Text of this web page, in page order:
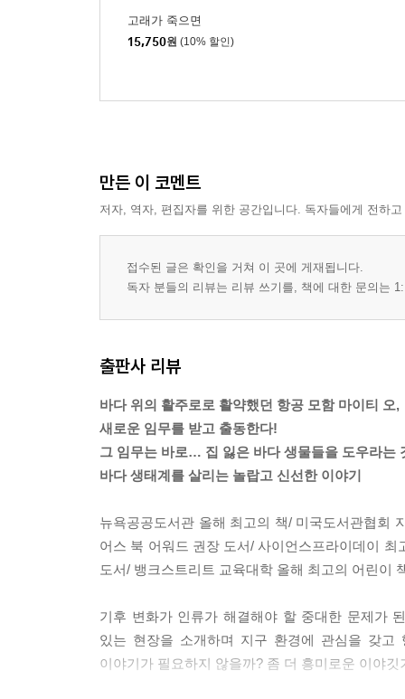
고래가 죽으면
15,750원 (10% 할인)
만든 이 코멘트
저자, 역자, 편집자를 위한 공간입니다. 독자들에게 전하
접수된 글은 확인을 거쳐 이 곳에 게재됩니다.
독자 분들의 리뷰는 리뷰 쓰기를, 책에 대한 문의는
출판사 리뷰
바다 위의 활주로로 활약했던 항공 모함 마이티 오,
새로운 임무를 받고 출동한다!
그 임무는 바로… 집 잃은 바다 생물들을 도우라는
바다 생태계를 살리는 놀랍고 신선한 이야기
뉴욕공공도서관 올해 최고의 책/ 미국도서관협회
어스 북 어워드 권장 도서/ 사이언스프라이데이
도서/ 뱅크스트리트 교육대학 올해 최고의 어린이
기후 변화가 인류가 해결해야 할 중대한 문제가
있는 현장을 소개하며 지구 환경에 관심을 갖
이야기가 필요하지 않을까? 좀 더 흥미로운 이야